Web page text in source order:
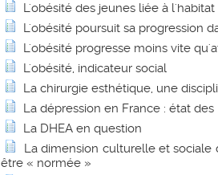
L'obésité des jeunes liée à l'habitat
L'obésité poursuit sa progression
L'obésité progresse moins vite
L'obésité, indicateur social
La chirurgie esthétique, une
La dépression en France : état des
La DHEA en question
La dimension culturelle et
être « normée »